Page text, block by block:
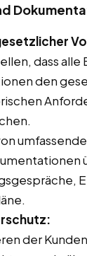
dass alle
den
der